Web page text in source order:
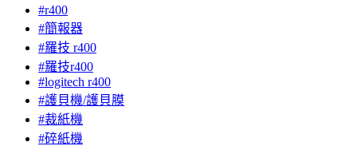
#r400
#簡報器
#羅技 r400
#羅技r400
#logitech r400
#護貝機/護貝膜
#裁紙機
#碎紙機